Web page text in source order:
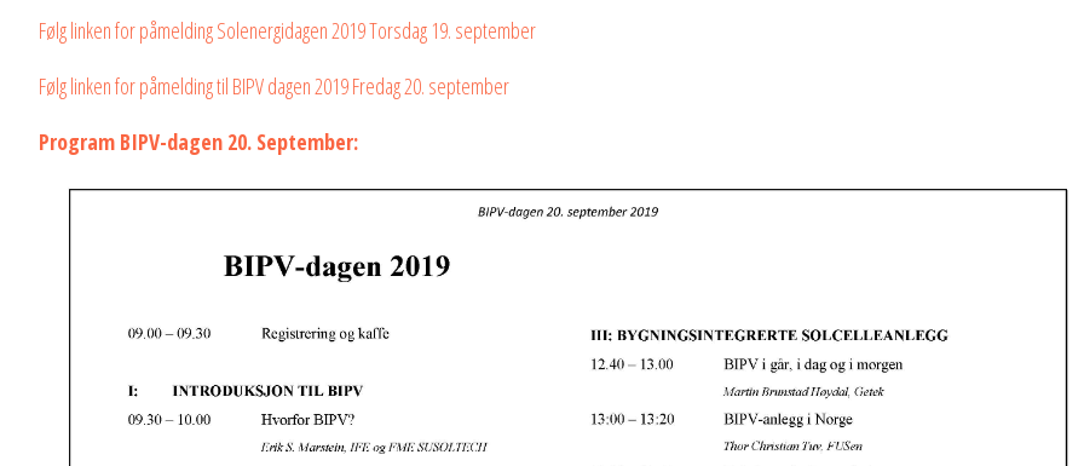
Følg linken for påmelding Solenergidagen 2019 Torsdag 19. september
Følg linken for påmelding til BIPV dagen 2019 Fredag 20. september
Program BIPV-dagen 20. September: